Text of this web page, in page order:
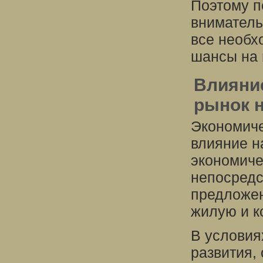
Поэтому
все
шансы на
рынок
влияние
жилую и
В